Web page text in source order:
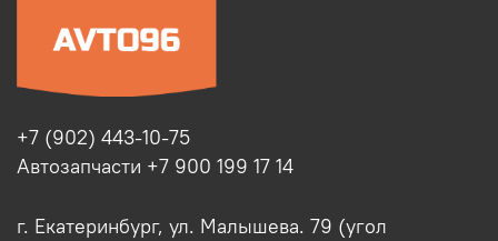
+7 (902) 443-10-75
Автозапчасти +7 900 199 17 14
г. Екатеринбург, ул. Малышева. 79 (угол